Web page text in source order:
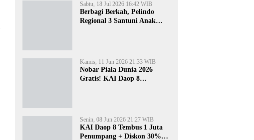
Sabtu, 18 Jul 2026 16:42 WIB
Berbagi Berkah, Pelindo
Regional 3 Santuni Anak
Kamis, 11 Jun 2026 21:33 WIB
Nobar Piala Dunia 2026
Gratis! KAI Daop 8
Senin, 08 Jun 2026 21:27 WIB
KAI Daop 8 Tembus 1 Juta
Penumpang + Diskon 30%